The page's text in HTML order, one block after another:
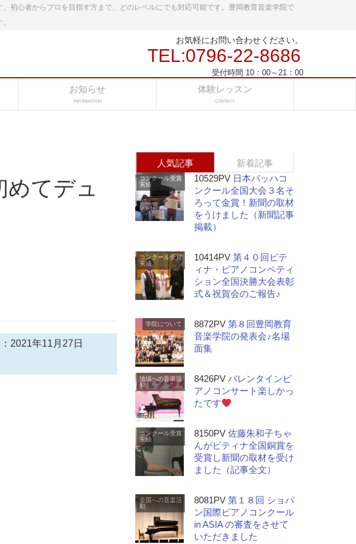
初心者からプロを目指す方まで、どのレベルにでも対応可能です。豊岡教育音楽学院で
お気軽にお問い合わせください。
TEL:0796-22-8686
受付時間 10：00～21：00
お知らせ
INFORMATION
体験レッスン
CONTACT
めてデュ
2021年11月27日
人気記事 新着記事
コンクール受賞
実績
10529PV 日本バッハコ
ンクール全国大会３名そ
ろって金賞！新聞の取材
をうけました（新聞記事
掲載）
コンクール受賞
実績
10414PV 第４０回ピテ
ィナ・ピアノコンペティ
ション全国決勝大会表彰
式＆祝賀会のご報告♪
学院について 8872PV 第８回豊岡教育
音楽学院の発表会♪名場
面集
地域への音楽活
動
8426PV バレンタインピ
アノコンサート楽しかっ
たです
コンクール受賞
実績
8150PV 佐藤朱和子ちゃ
んがピティナ全国銅賞を
受賞し新聞の取材を受け
ました（記事全文）
全国への音楽活
動
8081PV 第１８回 ショパ
ン国際ピアノコンクール
in ASIA の審査をさせて
いただきました